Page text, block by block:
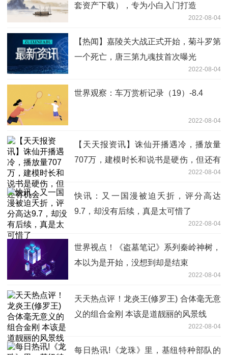
套资产下载），专为小白入门打造
2022-08-04
【热闻】嘉陵关大战正式开始，菊斗罗第
一个死亡，唐三第九魂技首次曝光
2022-08-04
世界观察：车万赏析记录（19）-8.4
2022-08-04
【天天报资讯】诛仙开播遇冷，播放量
707万，建模时长和说书是硬伤，但还有
2022-08-04
快讯：又一国漫被迫夭折，评分高达
9.7，却没有后续，真是太可惜了
2022-08-04
世界视点！《盗墓笔记》系列秦岭神树，
本以为是开始，没想到却是结束
2022-08-04
天天热点评！龙炎王(修罗王) 合体毫无意
义的组合金刚 本该是道靓丽的风景线
2022-08-04
每日热讯!《龙珠》里，基纽特种部队的